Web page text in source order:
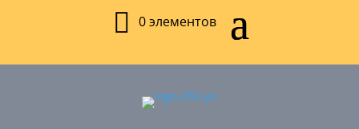
0 элементов